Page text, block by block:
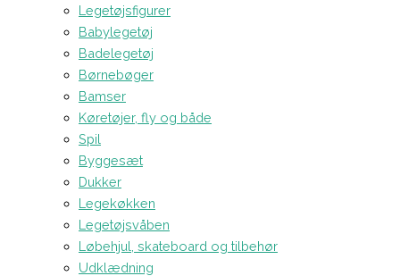
Legetøjsfigurer
Babylegetøj
Badelegetøj
Børnebøger
Bamser
Køretøjer, fly og både
Spil
Byggesæt
Dukker
Legekøkken
Legetøjsvåben
Løbehjul, skateboard og tilbehør
Udklædning